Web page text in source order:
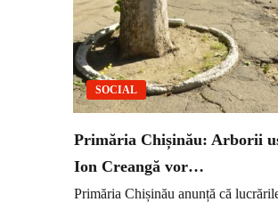
SOCIAL
Primăria Chișinău: Arborii
Ion Creangă vor…
Primăria Chișinău anunță că